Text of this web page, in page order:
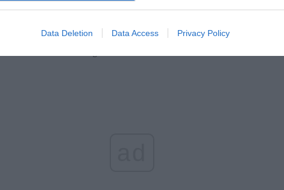
Data Deletion Data Access Privacy Policy